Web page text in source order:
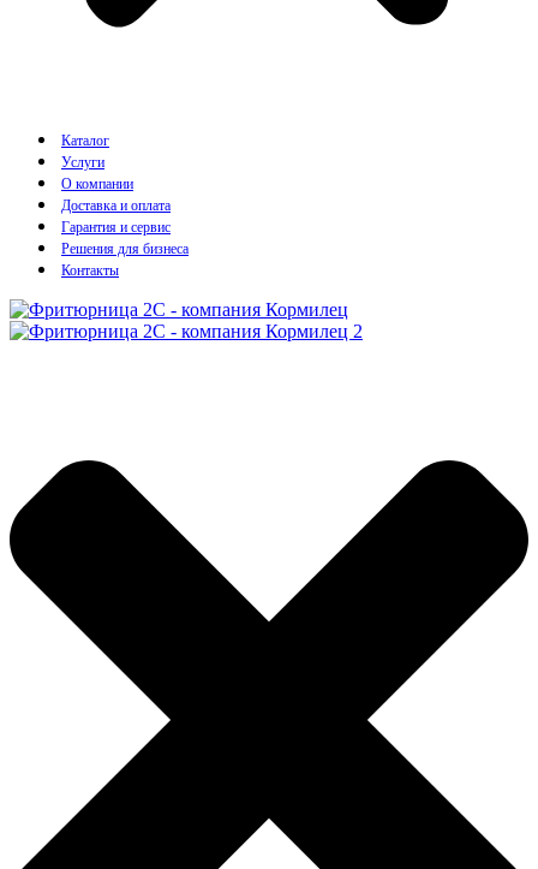
Каталог
Услуги
О компании
Доставка и оплата
Гарантия и сервис
Решения для бизнеса
Контакты